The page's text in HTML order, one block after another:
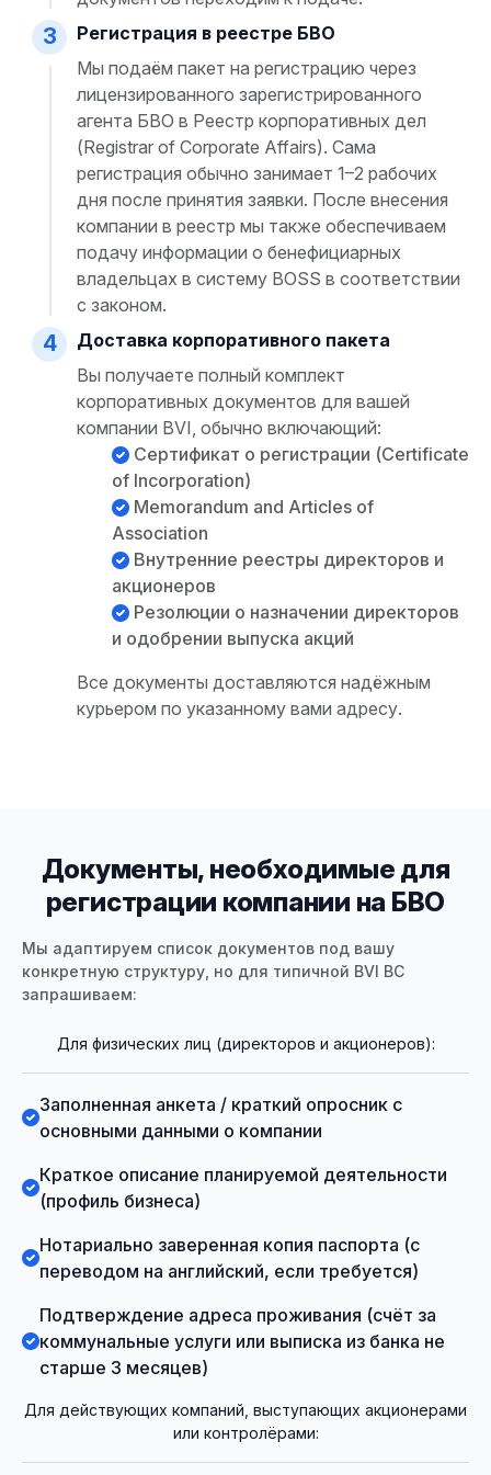
3
Регистрация в реестре БВО
Мы подаём пакет на регистрацию через
лицензированного зарегистрированного
агента БВО в Реестр корпоративных дел
(Registrar of Corporate Affairs). Сама
регистрация обычно занимает 1–2 рабочих
дня после принятия заявки. После внесения
компании в реестр мы также обеспечиваем
подачу информации о бенефициарных
владельцах в систему BOSS в соответствии
с законом.
4
Доставка корпоративного пакета
Вы получаете полный комплект
корпоративных документов для вашей
компании BVI, обычно включающий:
Сертификат о регистрации (Certificate
of Incorporation)
Memorandum and Articles of
Association
Внутренние реестры директоров и
акционеров
Резолюции о назначении директоров
и одобрении выпуска акций
Все документы доставляются надёжным
курьером по указанному вами адресу.
Документы, необходимые для
регистрации компании на БВО
Мы адаптируем список документов под вашу
конкретную структуру, но для типичной BVI BC
запрашиваем:
Для физических лиц (директоров и акционеров):
Заполненная анкета / краткий опросник с
основными данными о компании
Краткое описание планируемой деятельности
(профиль бизнеса)
Нотариально заверенная копия паспорта (с
переводом на английский, если требуется)
Подтверждение адреса проживания (счёт за
коммунальные услуги или выписка из банка не
старше 3 месяцев)
Для действующих компаний, выступающих акционерами
или контролёрами: